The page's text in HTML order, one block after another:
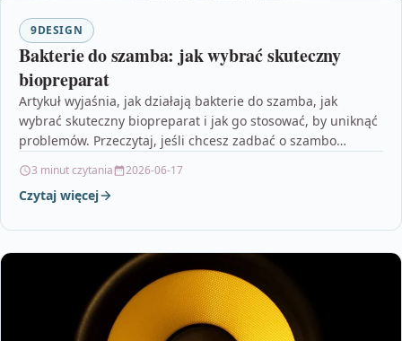
9DESIGN
Bakterie do szamba: jak wybrać skuteczny
biopreparat
Artykuł wyjaśnia, jak działają bakterie do szamba, jak
wybrać skuteczny biopreparat i jak go stosować, by uniknąć
problemów. Przeczytaj, jeśli chcesz zadbać o szambo…
3 minut czytania 2026-06-17
Czytaj więcej